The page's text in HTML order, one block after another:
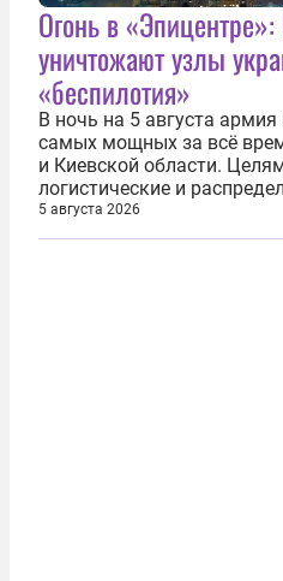
Огонь в
уничтожают узлы
«беспилотия»
В ночь на 5 августа
самых мощных за всё
и Киевской области.
логистические и
которые ВСУ
доставки вооружений и
5 августа 2026